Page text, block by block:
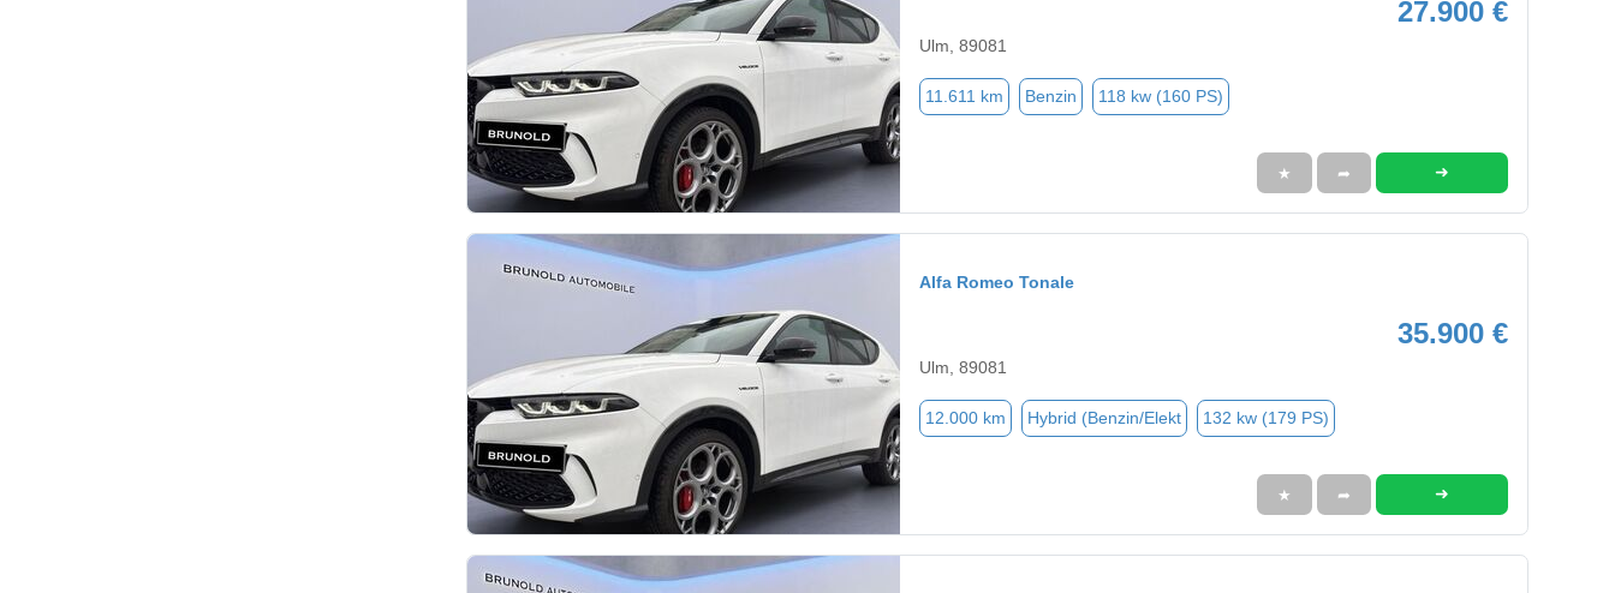
27.900 €
Ulm, 89081
11.611 km Benzin 118 kw (160 PS)
★ ➦ ➜
Alfa Romeo Tonale
35.900 €
Ulm, 89081
12.000 km Hybrid (Benzin/Elekt 132 kw (179 PS)
★ ➦ ➜